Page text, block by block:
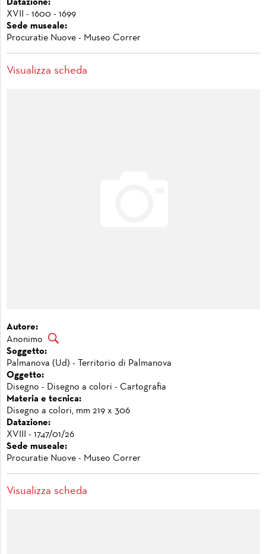
Datazione:
XVII - 1600 - 1699
Sede museale:
Procuratie Nuove - Museo Correr
Visualizza scheda
Autore:
Anonimo
Soggetto:
Palmanova (Ud) - Territorio di Palmanova
Oggetto:
Disegno - Disegno a colori - Cartografia
Materia e tecnica:
Disegno a colori, mm 219 x 306
Datazione:
XVIII - 1747/01/26
Sede museale:
Procuratie Nuove - Museo Correr
Visualizza scheda